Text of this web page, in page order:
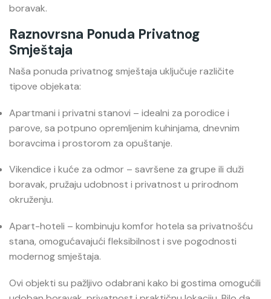
boravak.
Raznovrsna Ponuda Privatnog
Smještaja
Naša ponuda privatnog smještaja uključuje različite
tipove objekata:
Apartmani i privatni stanovi – idealni za porodice i
parove, sa potpuno opremljenim kuhinjama, dnevnim
boravcima i prostorom za opuštanje.
Vikendice i kuće za odmor – savršene za grupe ili duži
boravak, pružaju udobnost i privatnost u prirodnom
okruženju.
Apart-hoteli – kombinuju komfor hotela sa privatnošću
stana, omogućavajući fleksibilnost i sve pogodnosti
modernog smještaja.
Ovi objekti su pažljivo odabrani kako bi gostima omogućili